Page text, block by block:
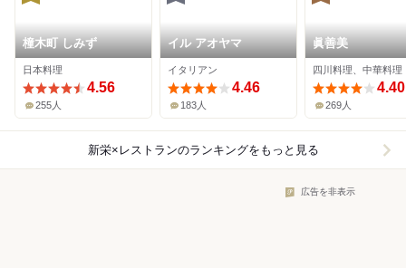
橦木町 しみず
日本料理
4.56
255人
イル アオヤマ
イタリアン
4.46
183人
眞善美
四川料理、中華料理
4.40
269人
新栄×レストランのランキングをもっと見る
広告を非表示